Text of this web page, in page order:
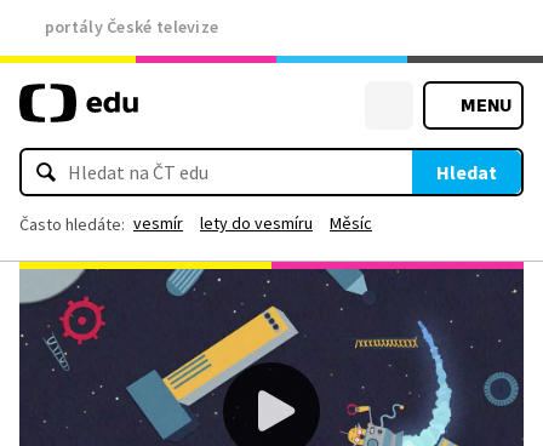
portály České televize
MENU
Hledat
Často hledáte: vesmír lety do vesmíru Měsíc